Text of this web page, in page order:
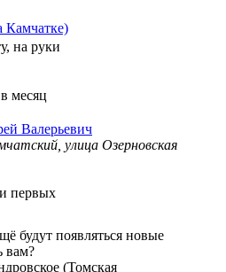
на руки
месяц
Валерьевич
улица Озерновская
первых
будут появляться новые
вам?
(Томская